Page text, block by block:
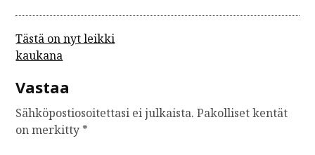
A
r
t
i
k
Tästä on nyt leikki
kaukana
Vastaa
Sähköpostiosoitettasi ei julkaista. Pakolliset kentät
on merkitty *